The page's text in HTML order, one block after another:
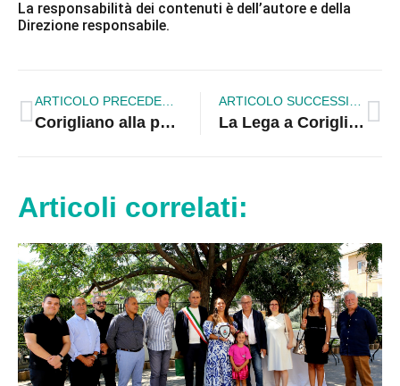
La responsabilità dei contenuti è dell’autore e della
Direzione responsabile.
ARTICOLO PRECEDENTE
Corigliano alla prova Juvenilia. Biancoazzurri attesi dall’impegnativa trasferta nell’alto Jonio
ARTICOLO SUCCESSIVO
La Lega a Corigliano ha ottenuto un ottimo risultato
Articoli correlati: